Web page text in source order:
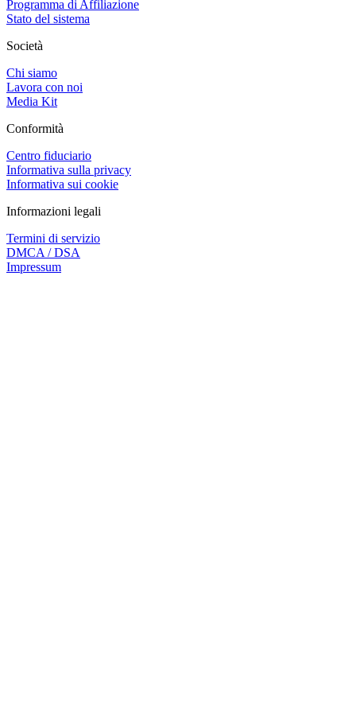
Programma di Affiliazione
Stato del sistema
Società
Chi siamo
Lavora con noi
Media Kit
Conformità
Centro fiduciario
Informativa sulla privacy
Informativa sui cookie
Informazioni legali
Termini di servizio
DMCA / DSA
Impressum